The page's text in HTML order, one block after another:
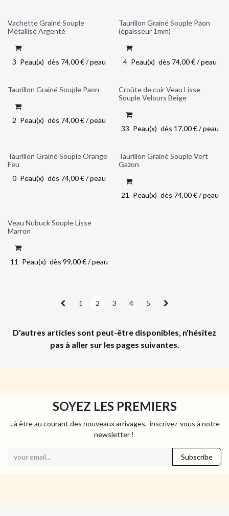
Vachette Grainé Souple
Métallisé Argenté
3 Peau(x) dès 74,00€/peau
Taurillon Grainé Souple Paon
(épaisseur 1mm)
4 Peau(x) dès 74,00€/peau
Taurillon Grainé Souple Paon
2 Peau(x) dès 74,00€/peau
Croûte de cuir Veau Lisse
Souple Velours Beige
33 Peau(x) dès 17,00€/peau
Out of stock
Taurillon Grainé Souple Orange
Feu
0 Peau(x) dès 74,00€/peau
Taurillon Grainé Souple Vert
Gazon
21 Peau(x) dès 74,00€/peau
Veau Nubuck Souple Lisse
Marron
11 Peau(x) dès 99,00€/peau
1 2 3 4 5
D'autres articles sont peut-être disponibles, n'hésitez
pas à aller sur les pages suivantes.
SOYEZ LES PREMIERS
...à être au courant des nouveaux arrivages, inscrivez-vous à notre
newsletter !
Subscribe